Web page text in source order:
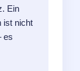
Ein
ist nicht
es